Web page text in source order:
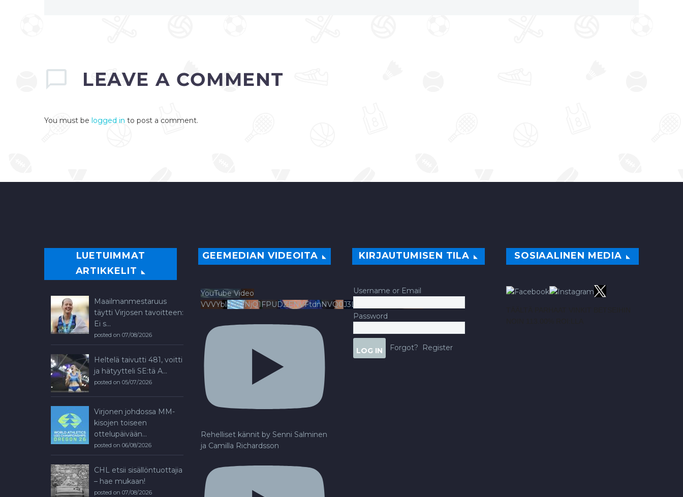
LEAVEA COMMENT
You must be logged in to post a comment.
LUETUIMMAT
ARTIKKELIT
Maailmanmestaruus
täytti Virjosen tavoitteen:
Ei s...
posted on 07/08/2026
Heltelä taivutti 481, voitti
ja hätyytteli SE:tä A...
posted on 05/07/2026
Virjonen johdossa MM-
kisojen toiseen
ottelupäivään...
posted on 06/08/2026
CHL etsii sisällöntuottajia
– hae mukaan!
posted on 07/08/2026
GEEMEDIAN VIDEOITA
YouTube Video
VVVYbldJRTNjQ1FPUDZENVFtdnNVQ0J3LlFsbURXQWNIYldv
Rehelliset kännit by Senni Salminen
ja Camilla Richardsson
KIRJAUTUMISEN TILA
Username or Email
Password
Forgot? Register
SOSIAALINEN MEDIA